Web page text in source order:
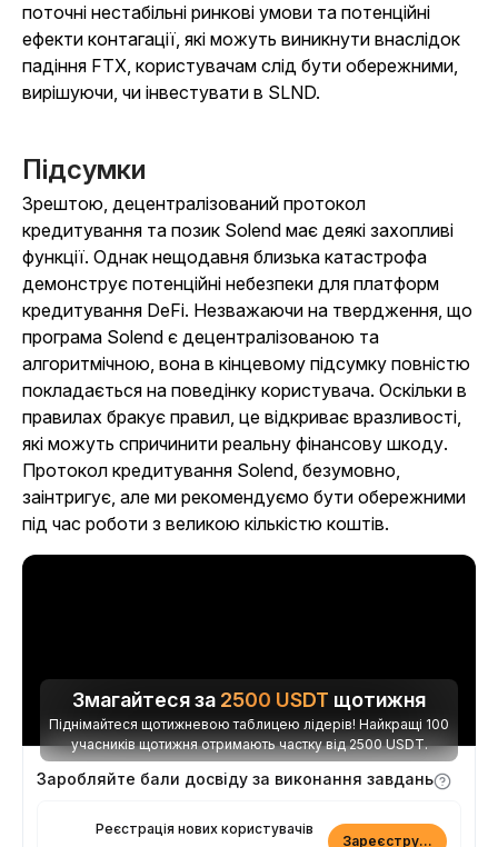
поточні нестабільні ринкові умови та потенційні
ефекти контагації, які можуть виникнути внаслідок
падіння FTX, користувачам слід бути обережними,
вирішуючи, чи інвестувати в SLND.
Підсумки
Зрештою, децентралізований протокол
кредитування та позик Solend має деякі захопливі
функції. Однак нещодавня близька катастрофа
демонструє потенційні небезпеки для платформ
кредитування DeFi. Незважаючи на твердження, що
програма Solend є децентралізованою та
алгоритмічною, вона в кінцевому підсумку повністю
покладається на поведінку користувача. Оскільки в
правилах бракує правил, це відкриває вразливості,
які можуть спричинити реальну фінансову шкоду.
Протокол кредитування Solend, безумовно,
заінтригує, але ми рекомендуємо бути обережними
під час роботи з великою кількістю коштів.
Змагайтеся за 2500 USDT щотижня
Піднімайтеся щотижневою таблицею лідерів! Найкращі 100
учасників щотижня отримають частку від 2500 USDT.
Заробляйте бали досвіду за виконання завдань
Реєстрація нових користувачів
Зареєструватися